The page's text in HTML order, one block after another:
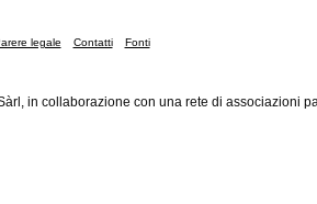
legale Contatti Fonti
in collaborazione con una rete di associazioni